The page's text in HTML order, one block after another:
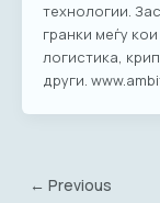
технологии.
гранки меѓу
логистика,
други.
← Previous